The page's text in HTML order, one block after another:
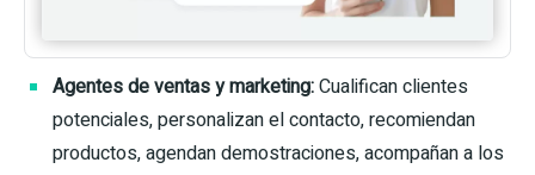
Agentes de ventas y marketing:Cualifican clientes
potenciales, personalizan el contacto, recomiendan
productos, agendan demostraciones, acompañan a los